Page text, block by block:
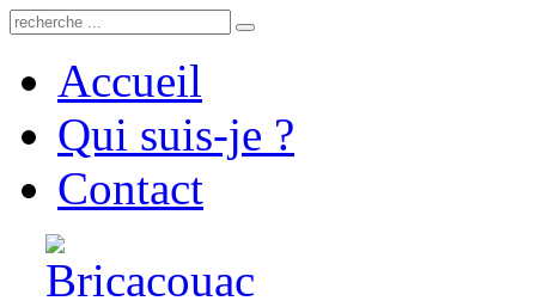
Accueil
Qui suis-je ?
Contact